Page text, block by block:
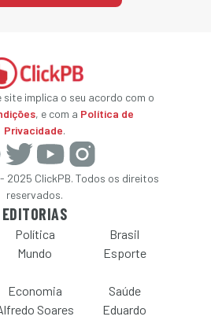
implica o seu acordo com o
, e com a Política de
Privacidade.
2025 ClickPB. Todos os direitos
reservados.
EDITORIAS
Política
Brasil
Mundo Esporte
Economia
Saúde
Soares Eduardo